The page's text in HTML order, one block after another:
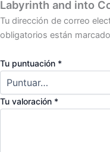
Labyrinth and into
Tu dirección de correo
obligatorios están
Tu puntuación *
Tu valoración *